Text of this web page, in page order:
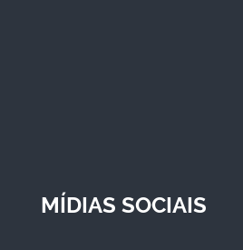
MÍDIAS SOCIAIS